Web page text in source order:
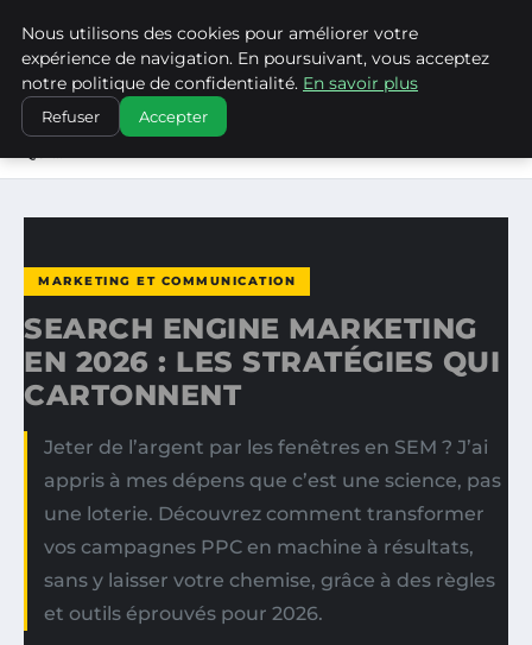
LA VANGUARDIA DEL SUR
ACCUEIL
MARKETING ET COMMUNICATION
SEARCH ENGINE MARKETING EN 2026 : LES STRATÉGIES
MARKETING ET COMMUNICATION
SEARCH ENGINE MARKETING
EN 2026 : LES STRATÉGIES QUI
CARTONNENT
Jeter de l’argent par les fenêtres en SEM ? J’ai
appris à mes dépens que c’est une science, pas
une loterie. Découvrez comment transformer
vos campagnes PPC en machine à résultats,
sans y laisser votre chemise, grâce à des règles
et outils éprouvés pour 2026.
Nous utilisons des cookies pour améliorer votre
expérience de navigation. En poursuivant, vous acceptez
notre politique de confidentialité. En savoir plus
Refuser Accepter